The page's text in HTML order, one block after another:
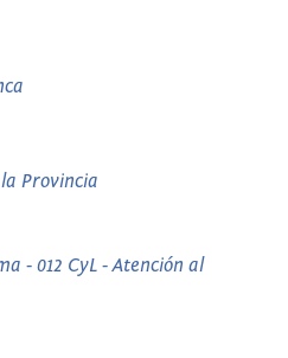
Provincia
- 012 CyL - Atención al